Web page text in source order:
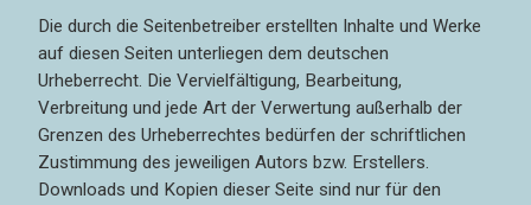
Die durch die Seitenbetreiber erstellten Inhalte und Werke
auf diesen Seiten unterliegen dem deutschen
Urheberrecht. Die Vervielfältigung, Bearbeitung,
Verbreitung und jede Art der Verwertung außerhalb der
Grenzen des Urheberrechtes bedürfen der schriftlichen
Zustimmung des jeweiligen Autors bzw. Erstellers.
Downloads und Kopien dieser Seite sind nur für den